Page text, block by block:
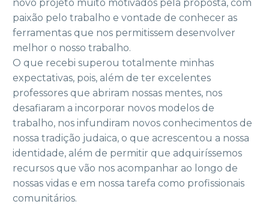
novo projeto muito motivados pela proposta, com
paixão pelo trabalho e vontade de conhecer as
ferramentas que nos permitissem desenvolver
melhor o nosso trabalho.
O que recebi superou totalmente minhas
expectativas, pois, além de ter excelentes
professores que abriram nossas mentes, nos
desafiaram a incorporar novos modelos de
trabalho, nos infundiram novos conhecimentos de
nossa tradição judaica, o que acrescentou a nossa
identidade, além de permitir que adquiríssemos
recursos que vão nos acompanhar ao longo de
nossas vidas e em nossa tarefa como profissionais
comunitários.